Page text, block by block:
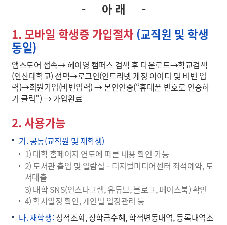
- 아 래 -
1. 모바일 학생증 가입절차 (교직원 및 학생
동일)
앱스토어 접속→ 헤이영 캠퍼스 검색 후 다운로드→학교검색
(안산대학교) 선택→로그인(인트라넷 계정 아이디 및 비번 입
력)→회원가입(비번입력) → 본인인증(“휴대폰 번호로 인증하
기 클릭”) → 가입완료
2. 사용가능
가. 공통(교직원 및 재학생)
1) 대학 홈페이지 연도에 따른 내용 확인 가능
2) 도서관 출입 및 열람실ㆍ디지털미디어센터 좌석예약, 도
서대출
3) 대학 SNS(인스타그램, 유튜브, 블로그, 페이스북) 확인
4) 학사일정 확인, 개인별 일정관리 등
나. 재학생:성적조회, 장학금수혜, 학적변동내역, 등록내역조